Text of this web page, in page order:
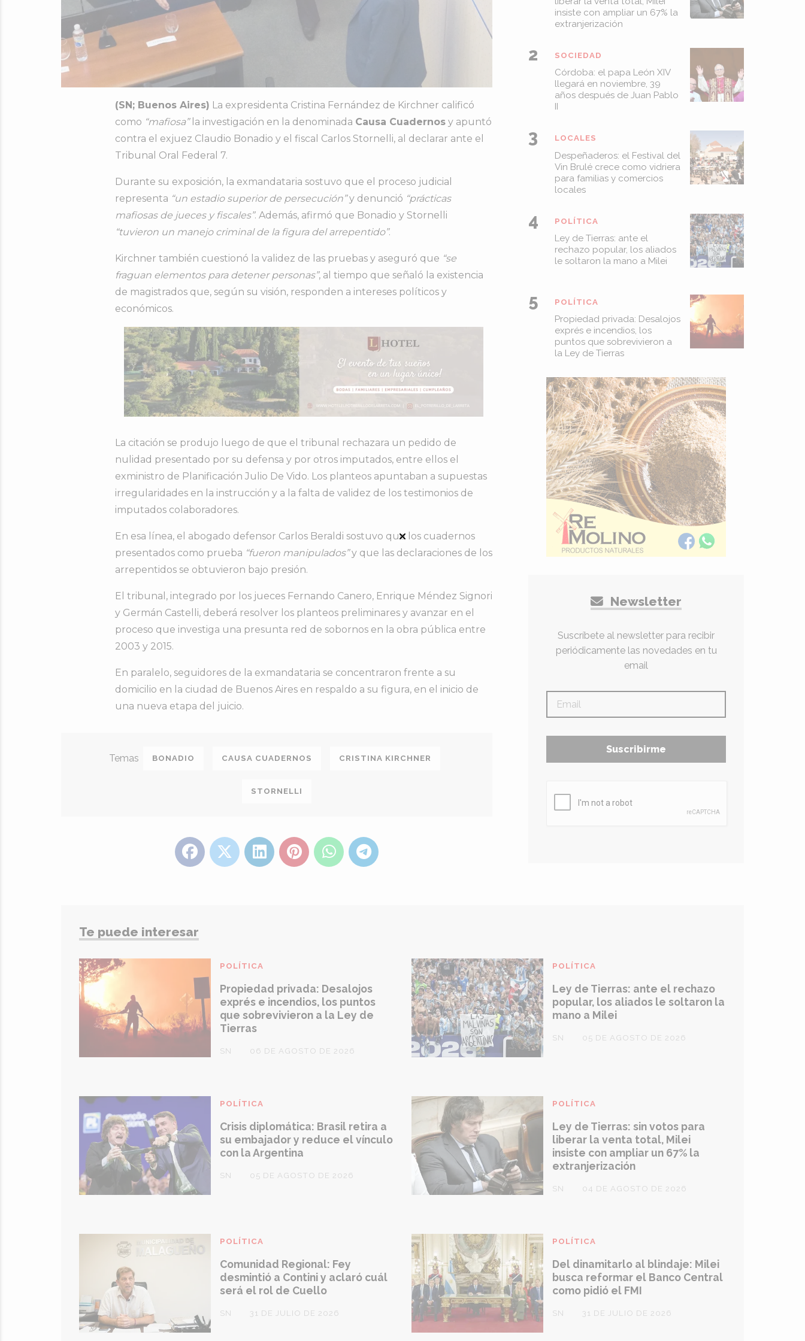
(SN; Buenos Aires) La expresidenta Cristina Fernández de Kirchner calificó
como “mafiosa” la investigación en la denominada Causa Cuadernos y apuntó
contra el exjuez Claudio Bonadio y el fiscal Carlos Stornelli, al declarar ante el
Tribunal Oral Federal 7.
Durante su exposición, la exmandataria sostuvo que el proceso judicial
representa “un estadio superiorde persecución” y denunció “prácticas
mafiosas de jueces y fiscales”. Además, afirmó que Bonadio y Stornelli
“tuvieron un manejo criminalde la figura delarrepentido”.
Kirchner también cuestionó la validez de las pruebas y aseguró que “se
fraguan elementos para detenerpersonas”, al tiempo que señaló la existencia
de magistrados que, según su visión, responden a intereses políticos y
económicos.
La citación se produjo luego de que el tribunal rechazara un pedido de
nulidad presentado por su defensa y por otros imputados, entre ellos el
exministro de Planificación Julio De Vido. Los planteos apuntaban a supuestas
irregularidades en la instrucción y a la falta de validez de los testimonios de
imputados colaboradores.
En esa línea, el abogado defensor Carlos Beraldi sostuvo que los cuadernos
presentados como prueba “fueron manipulados” y que las declaraciones de los
arrepentidos se obtuvieron bajo presión.
El tribunal, integrado por los jueces Fernando Canero, Enrique Méndez Signori
y Germán Castelli, deberá resolver los planteos preliminares y avanzar en el
proceso que investiga una presunta red de sobornos en la obra pública entre
2003 y 2015.
En paralelo, seguidores de la exmandataria se concentraron frente a su
domicilio en la ciudad de Buenos Aires en respaldo a su figura, en el inicio de
una nueva etapa del juicio.
BONADIO CAUSA CUADERNOS CRISTINA KIRCHNER
STORNELLI
Te puede interesar
Propiedad privada: Desalojos
exprés e incendios, los puntos
que sobrevivieron a la Ley de
Tierras
SN
POLÍTICA
06 DE AGOSTO DE 2026
Ley de Tierras: ante el rechazo
popular, los aliados le soltaron la
mano a Milei
SN
POLÍTICA
05 DE AGOSTO DE 2026
Crisis diplomática: Brasil retira a
su embajador y reduce el vínculo
con la Argentina
SN
POLÍTICA
05 DE AGOSTO DE 2026
Ley de Tierras: sin votos para
liberar la venta total, Milei
insiste con ampliar un 67% la
extranjerización
SN
POLÍTICA
04 DE AGOSTO DE 2026
Comunidad Regional: Fey
desmintió a Contini y aclaró cuál
será el rol de Cuello
SN
POLÍTICA
31 DE JULIO DE 2026
Del dinamitarlo al blindaje: Milei
busca reformar el Banco Central
como pidió el FMI
SN
POLÍTICA
31 DE JULIO DE 2026
insiste con ampliar un 67% la
extranjerización
Córdoba: el papa León XIV
llegará en noviembre, 39
años después de Juan Pablo
II
SOCIEDAD
Despeñaderos: el Festival del
Vin Brulé crece como vidriera
para familias y comercios
locales
LOCALES
Ley de Tierras: ante el
rechazo popular, los aliados
le soltaron la mano a Milei
POLÍTICA
Propiedad privada: Desalojos
exprés e incendios, los
puntos que sobrevivieron a
la Ley de Tierras
POLÍTICA
Newsletter
Suscríbete al newsletter para recibir
periódicamente las novedades en tu
email
Suscribirme